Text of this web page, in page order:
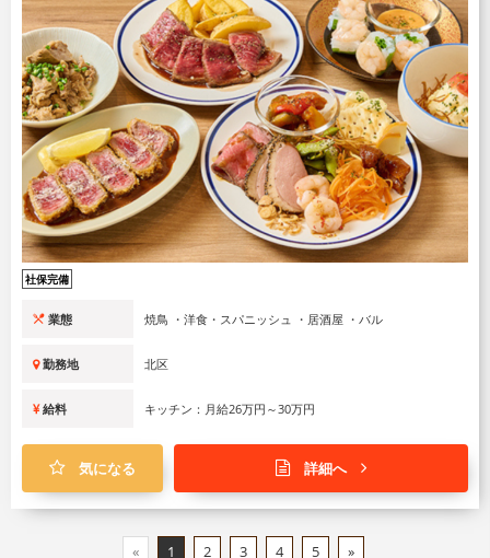
社保完備
業態 焼鳥 ・洋食・スパニッシュ ・居酒屋 ・バル
勤務地 北区
給料 キッチン：月給26万円～30万円
気になる 詳細へ
« 1 2 3 4 5 »